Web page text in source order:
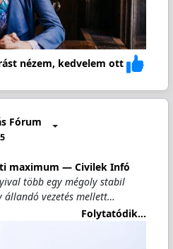
nézem, kedvelem ott
Fórum
maximum — Civilek Infó
több egy mégoly stabil
vezetés mellett…
Folytatódik...